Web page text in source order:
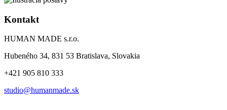
Kontakt
HUMAN MADE s.r.o.
Hubeného 34, 831 53 Bratislava, Slovakia
+421 905 810 333
studio@humanmade.sk